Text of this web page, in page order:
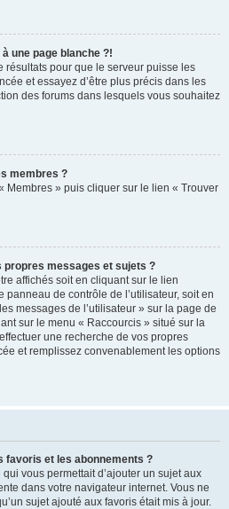
une page blanche ?!
résultats pour que le serveur puisse les
et essayez d’être plus précis dans les
des forums dans lesquels vous souhaitez
membres ?
Membres » puis cliquer sur le lien « Trouver
messages et sujets ?
affichés soit en cliquant sur le lien
panneau de contrôle de l’utilisateur, soit en
messages de l’utilisateur » sur la page de
sur le menu « Raccourcis » situé sur la
une recherche de vos propres
et remplissez convenablement les options
favoris et les abonnements ?
vous permettait d’ajouter un sujet aux
dans votre navigateur internet. Vous ne
sujet ajouté aux favoris était mis à jour.